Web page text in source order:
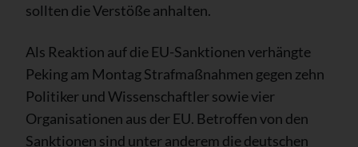
sollten die Verstöße anhalten.
Als Reaktion auf die EU-Sanktionen verhängte
Peking am Montag Strafmaßnahmen gegen zehn
Politiker und Wissenschaftler sowie vier
Organisationen aus der EU. Betroffen von den
Sanktionen sind unter anderem die deutschen